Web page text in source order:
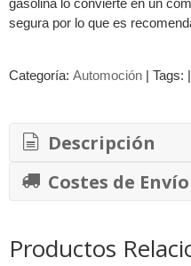
segura por lo que es
Categoría: Automoción | Tags: |
Descripción
Costes de Envío
Productos